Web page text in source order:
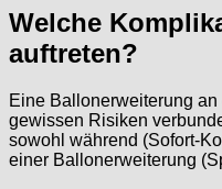
Welche
auftreten?
Eine Ballonerweiterung
gewissen Risiken
sowohl während (Sofort-
einer Ballonerweiterung